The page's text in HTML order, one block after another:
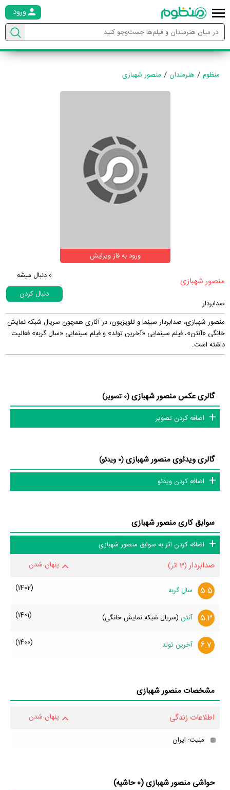
ورود
منظوم هنرمندان منصور شهبازی
ورود به فاز ویرایش
‏منصور شهبازی‏ 0 دنبال میشه
دنبال کردن
صدابردار
منصور شهبازی، صدابردار سینما و تلویزیون، در آثاری همچون سریال شبکه نمایش
خانگی «آنتن»، فیلم سینمایی «آخرین تولد» و فیلم سینمایی «سال گربه» فعالیت
داشته است.
گالری عکس منصور شهبازی(0 تصویر)
اضافه کردن تصویر
گالری ویدئوی منصور شهبازی(0 ویدئو)
اضافه کردن ویدئو
سوابق کاری منصور شهبازی
اضافه کردن اثر به سوابق منصور شهبازی
صدابردار(3 اثر) پنهان شدن
5.5 سال گربه (1402)
5.3 آنتن (سریال شبکه نمایش خانگی) (1401)
6.7 آخرین تولد (1400)
مشخصات منصور شهبازی
اطلاعات زندگی پنهان شدن
ملیت: ایران
حواشی منصور شهبازی (0 حاشیه)